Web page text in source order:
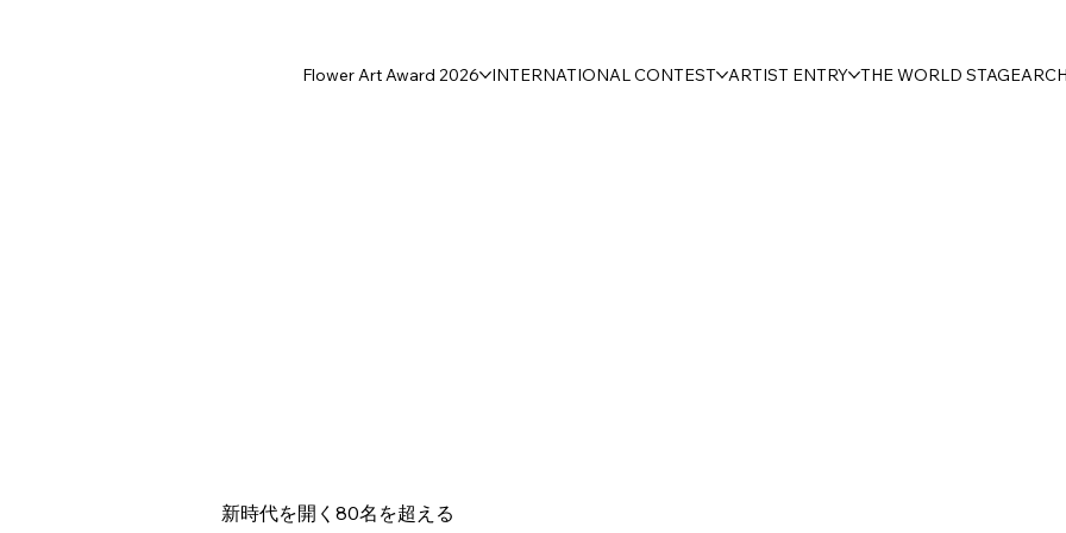
Flower Art Award 2026 INTERNATIONAL CONTEST ARTIST ENTRY THE WORLD STAGE
新時代を開く80名を超える